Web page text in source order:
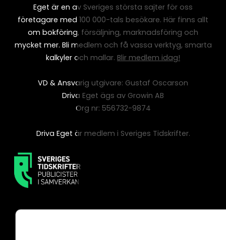
Eget är en av Sveriges största sajter för oss
företagare med 100 000-tals besökare. Här finns allt
om bokföring, försäljning, marknadsföring och
mycket mer. Bli medlem och få vassa verktyg, smarta
kalkyler och mallar. Blir medlem idag!
VD & Ansvarig utgivare: Gustaf Oscarson
Driva Eget ägs av Growin AB
Org nr: 556732-9874
Driva Eget är medlem i Sveriges Tidskrifter.